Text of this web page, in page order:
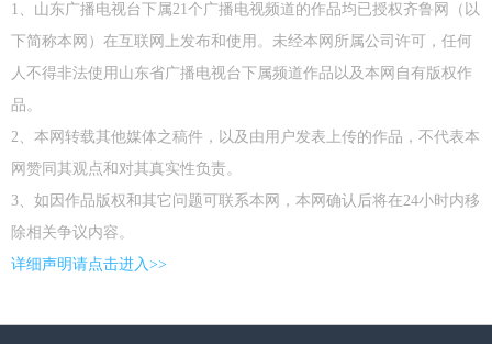
1、山东广播电视台下属21个广播电视频道的作品均已授权齐鲁网（以
下简称本网）在互联网上发布和使用。未经本网所属公司许可，任何
人不得非法使用山东省广播电视台下属频道作品以及本网自有版权作
品。
2、本网转载其他媒体之稿件，以及由用户发表上传的作品，不代表本
网赞同其观点和对其真实性负责。
3、如因作品版权和其它问题可联系本网，本网确认后将在24小时内移
除相关争议内容。
详细声明请点击进入>>